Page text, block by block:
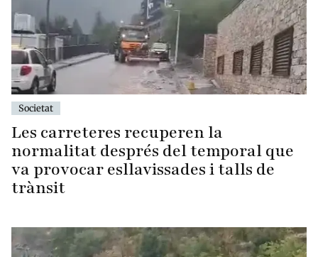
Societat
Les carreteres recuperen la
normalitat després del temporal que
va provocar esllavissades i talls de
trànsit